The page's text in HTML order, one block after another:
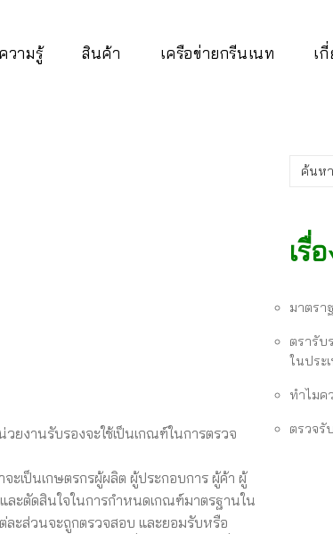
ความรู้ สินค้า เครือข่ายกรีนเนท เ
งานรับรองจะใช้เป็นเกณฑ์ในการตรวจ
เป็นเกษตรกรผู้ผลิต ผู้ประกอบการ ผู้ค้า ผู้
ละตัดสินใจในการกำหนดเกณฑ์มาตรฐานใน
ะส่วนจะถูกตรวจสอบ และยอมรับหรือ
เรื่
มาตรา
ตรารับ
ในประ
ทำไมค
ตรวจรั